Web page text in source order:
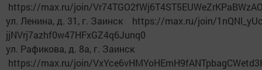
https://max.ru/join/
ул. Ленина, д. 31, г. Заинск https://max.ru/join/
jjNVrj7azhf0w47HFxGZ4q6Junq0
ул. Рафикова, д. 8а, г. Заинск
https://max.ru/join/